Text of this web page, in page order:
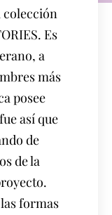
colección
Es
a
más
posee
así que
de
de la
formas